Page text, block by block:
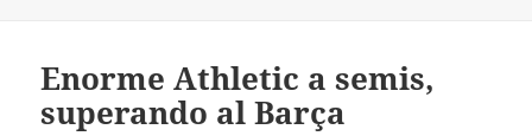
Enorme Athletic a semis,
superando al Barça